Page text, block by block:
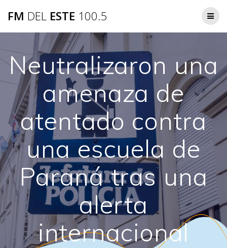
FM DEL ESTE 100.5
Neutralizaron una
amenaza de
atentado contra
una escuela de
Paraná tras una
alerta
internacional